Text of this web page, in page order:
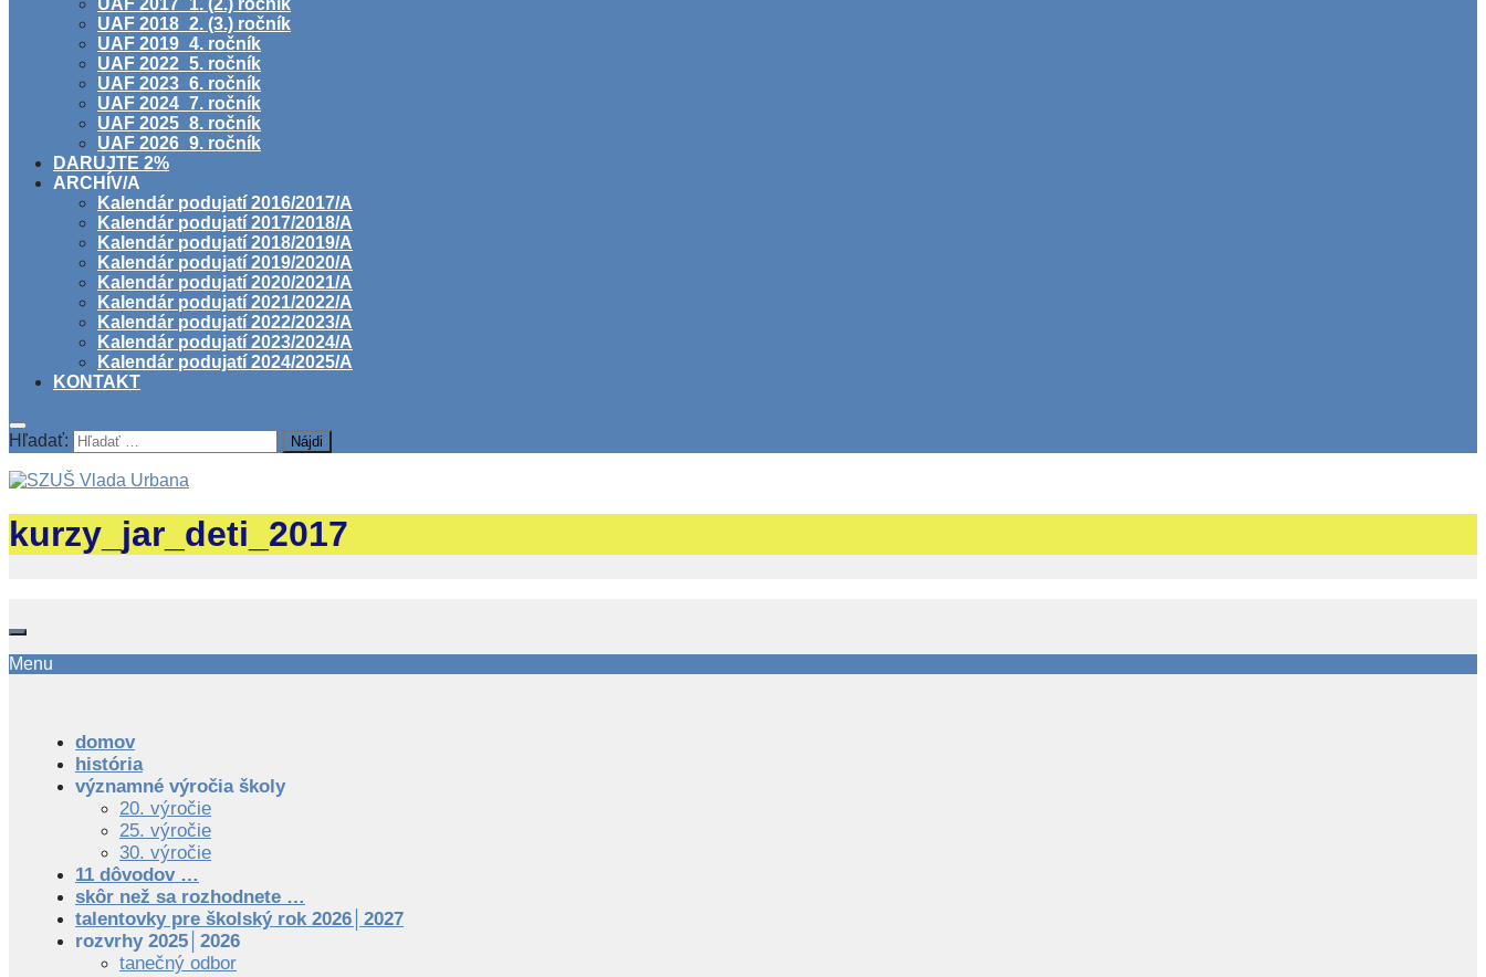
UAF 2017_1. (2.) ročník
UAF 2018_2. (3.) ročník
UAF 2019_4. ročník
UAF 2022_5. ročník
UAF 2023_6. ročník
UAF 2024_7. ročník
UAF 2025_8. ročník
UAF 2026_9. ročník
DARUJTE 2%
ARCHÍV/A
Kalendár podujatí 2016/2017/A
Kalendár podujatí 2017/2018/A
Kalendár podujatí 2018/2019/A
Kalendár podujatí 2019/2020/A
Kalendár podujatí 2020/2021/A
Kalendár podujatí 2021/2022/A
Kalendár podujatí 2022/2023/A
Kalendár podujatí 2023/2024/A
Kalendár podujatí 2024/2025/A
KONTAKT
Hľadať:
kurzy_jar_deti_2017
Menu
domov
história
významné výročia školy
20. výročie
25. výročie
30. výročie
11 dôvodov …
skôr než sa rozhodnete …
talentovky pre školský rok 2026│2027
rozvrhy 2025│2026
tanečný odbor